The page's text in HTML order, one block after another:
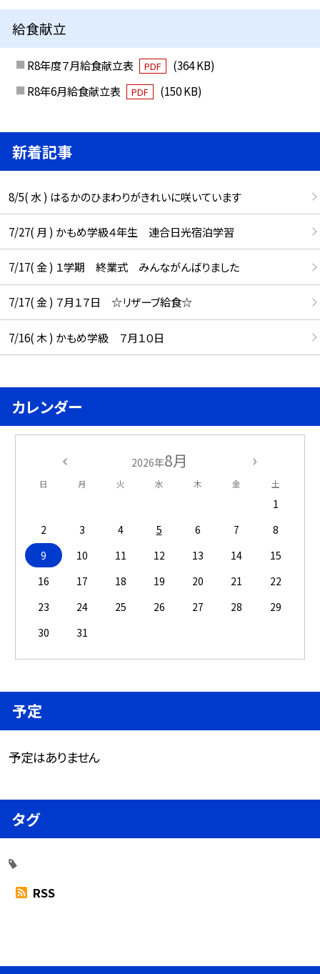
給食献立
R8年度７月給食献立表 PDF
(364 KB)
R8年6月給食献立表
PDF (150 KB)
新着記事
8/5( 水 ) はるかのひまわりがきれいに咲いています
7/27( 月 ) かもめ学級４年生 連合日光宿泊学習
7/17( 金 ) １学期 終業式 みんながんばりました
7/17( 金 ) ７月１７日 ☆リザーブ給食☆
7/16( 木 ) かもめ学級 ７月１０日
カレンダー
2026年8月
日 月 火 水 木 金 土
1
2
3 4 5 6 7
8
9
10 11 12 13 14
15
16
17 18 19 20 21
22
23
24 25 26 27 28
29
30
31
予定
予定はありません
タグ
RSS